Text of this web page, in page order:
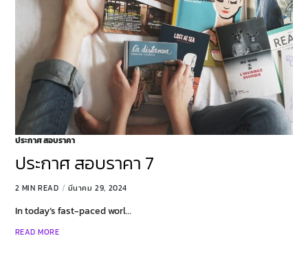
ประกาศ สอบราคา
ประกาศ สอบราคา 7
2 MIN READ มีนาคม 29, 2024
In today’s fast-paced worl…
READ MORE